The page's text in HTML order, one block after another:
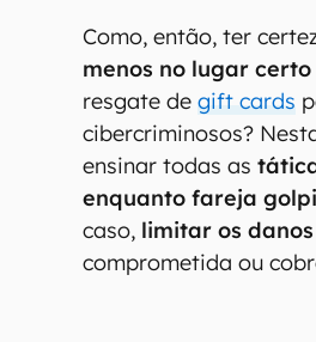
Como, então, ter
menos no lugar certo
resgate degift cards
cibercriminosos?
ensinar todas as
enquanto fareja
caso, limitar os danos
comprometida ou